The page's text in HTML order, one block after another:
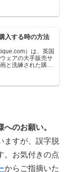
日本時間：
入する時の方法
）は、英国
ェアの大手販売サ
と洗練された購入
示に…
のお願い。
ますが、誤字脱
。お気付きの点
からご指摘いた